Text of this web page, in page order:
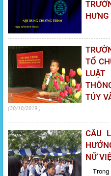
HƯNG
TỔ
TÚY
30/10/2019
CÂU
NỮ
Trong